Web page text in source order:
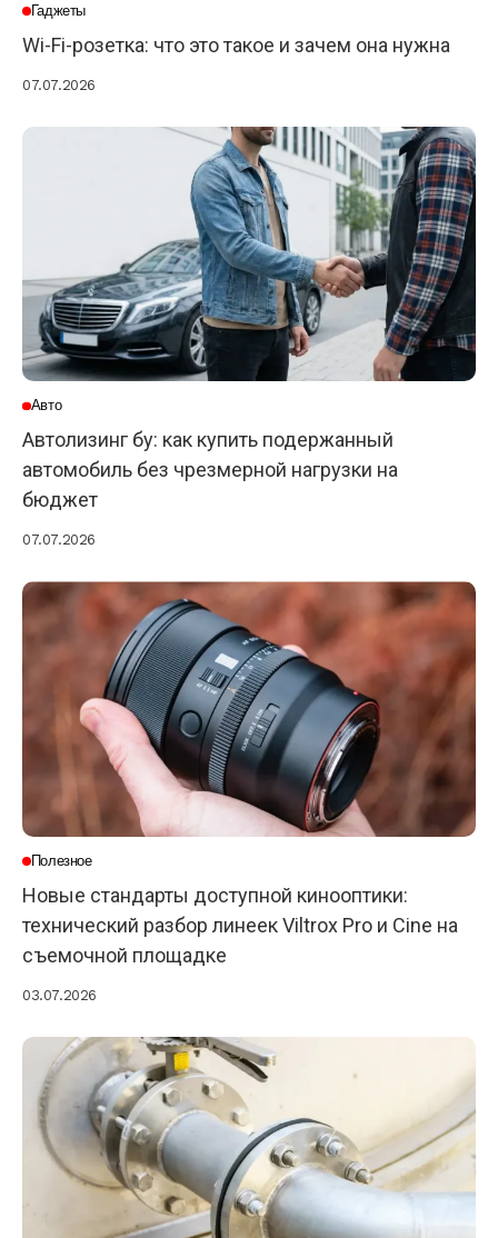
Гаджеты
Wi-Fi-розетка: что это такое и зачем она нужна
07.07.2026
Авто
Автолизинг бу: как купить подержанный
автомобиль без чрезмерной нагрузки на
бюджет
07.07.2026
Полезное
Новые стандарты доступной кинооптики:
технический разбор линеек Viltrox Pro и Cine на
съемочной площадке
03.07.2026